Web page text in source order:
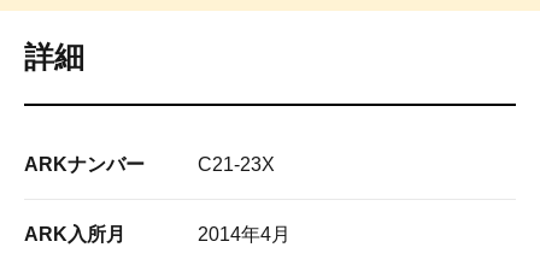
詳細
ARKナンバー C21-23X
ARK入所月 2014年4月